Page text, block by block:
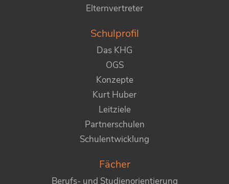
Elternvertreter
Schulprofil
Das KHG
OGS
Konzepte
Kurt Huber
Leitziele
Partnerschulen
Schulentwicklung
Fächer
Berufs- und Studienorientierung